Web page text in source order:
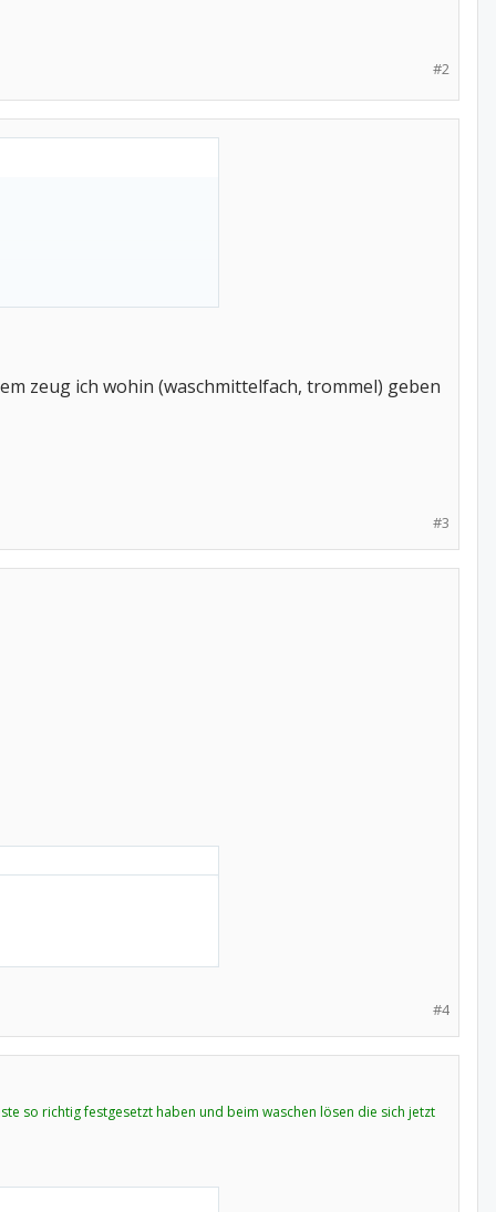
#2
zeug ich wohin (waschmittelfach, trommel) geben
#3
#4
so richtig festgesetzt haben und beim waschen lösen die sich jetzt